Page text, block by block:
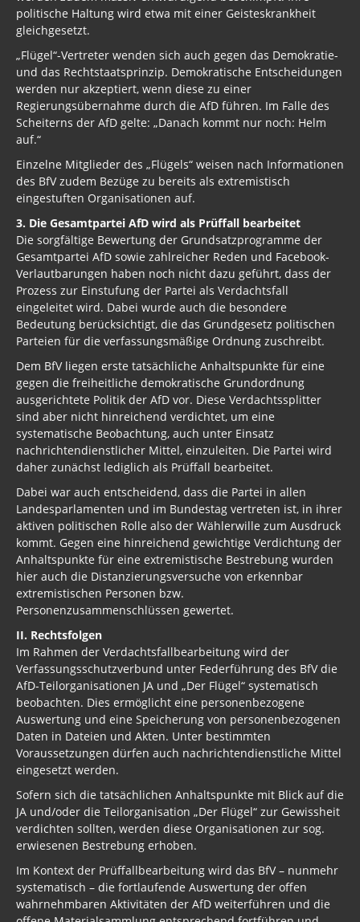
politische Haltung wird etwa mit einer Geisteskrankheit
gleichgesetzt.
„Flügel“-Vertreter wenden sich auch gegen das Demokratie-
und das Rechtstaatsprinzip. Demokratische Entscheidungen
werden nur akzeptiert, wenn diese zu einer
Regierungsübernahme durch die AfD führen. Im Falle des
Scheiterns der AfD gelte: „Danach kommt nur noch: Helm
auf.“
Einzelne Mitglieder des „Flügels“ weisen nach Informationen
des BfV zudem Bezüge zu bereits als extremistisch
eingestuften Organisationen auf.
3. Die Gesamtpartei AfD wird als Prüffall bearbeitet
Die sorgfältige Bewertung der Grundsatzprogramme der
Gesamtpartei AfD sowie zahlreicher Reden und Facebook-
Verlautbarungen haben noch nicht dazu geführt, dass der
Prozess zur Einstufung der Partei als Verdachtsfall
eingeleitet wird. Dabei wurde auch die besondere
Bedeutung berücksichtigt, die das Grundgesetz politischen
Parteien für die verfassungsmäßige Ordnung zuschreibt.
Dem BfV liegen erste tatsächliche Anhaltspunkte für eine
gegen die freiheitliche demokratische Grundordnung
ausgerichtete Politik der AfD vor. Diese Verdachtssplitter
sind aber nicht hinreichend verdichtet, um eine
systematische Beobachtung, auch unter Einsatz
nachrichtendienstlicher Mittel, einzuleiten. Die Partei wird
daher zunächst lediglich als Prüffall bearbeitet.
Dabei war auch entscheidend, dass die Partei in allen
Landesparlamenten und im Bundestag vertreten ist, in ihrer
aktiven politischen Rolle also der Wählerwille zum Ausdruck
kommt. Gegen eine hinreichend gewichtige Verdichtung der
Anhaltspunkte für eine extremistische Bestrebung wurden
hier auch die Distanzierungsversuche von erkennbar
extremistischen Personen bzw.
Personenzusammenschlüssen gewertet.
II. Rechtsfolgen
Im Rahmen der Verdachtsfallbearbeitung wird der
Verfassungsschutzverbund unter Federführung des BfV die
AfD-Teilorganisationen JA und „Der Flügel“ systematisch
beobachten. Dies ermöglicht eine personenbezogene
Auswertung und eine Speicherung von personenbezogenen
Daten in Dateien und Akten. Unter bestimmten
Voraussetzungen dürfen auch nachrichtendienstliche Mittel
eingesetzt werden.
Sofern sich die tatsächlichen Anhaltspunkte mit Blick auf die
JA und/oder die Teilorganisation „Der Flügel“ zur Gewissheit
verdichten sollten, werden diese Organisationen zur sog.
erwiesenen Bestrebung erhoben.
Im Kontext der Prüffallbearbeitung wird das BfV – nunmehr
systematisch – die fortlaufende Auswertung der offen
wahrnehmbaren Aktivitäten der AfD weiterführen und die